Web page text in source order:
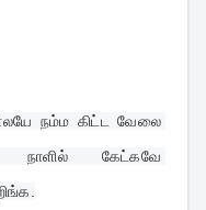
நம்ம கிட்ட வேலை
நாளில் கேட்கவே